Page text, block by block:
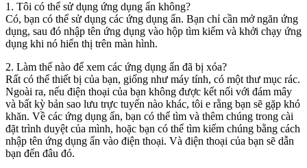
1. Tôi có thể sử dụng ứng dụng ẩn không?
Có, bạn có thể sử dụng các ứng dụng ẩn. Bạn chỉ cần mở ngăn ứng
dụng, sau đó nhập tên ứng dụng vào hộp tìm kiếm và khởi chạy ứng
dụng khi nó hiển thị trên màn hình.
2. Làm thế nào để xem các ứng dụng ẩn đã bị xóa?
Rất có thể thiết bị của bạn, giống như máy tính, có một thư mục rác.
Ngoài ra, nếu điện thoại của bạn không được kết nối với đám mây
và bất kỳ bản sao lưu trực tuyến nào khác, tôi e rằng bạn sẽ gặp khó
khăn. Về các ứng dụng ẩn, bạn có thể tìm và thêm chúng trong cài
đặt trình duyệt của mình, hoặc bạn có thể tìm kiếm chúng bằng cách
nhập tên ứng dụng ẩn vào điện thoại. Và điện thoại của bạn sẽ dẫn
bạn đến đâu đó.